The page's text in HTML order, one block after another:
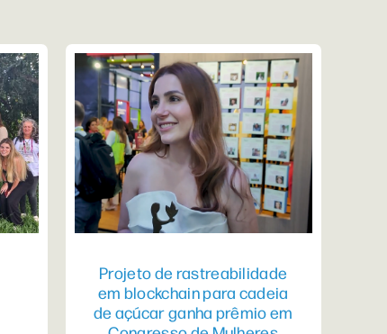
Projeto de rastreabilidade
em blockchain para cadeia
de açúcar ganha prêmio em